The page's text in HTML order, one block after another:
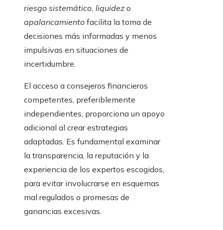
riesgo sistemático, liquidez o
apalancamiento facilita la toma de
decisiones más informadas y menos
impulsivas en situaciones de
incertidumbre.
El acceso a consejeros financieros
competentes, preferiblemente
independientes, proporciona un apoyo
adicional al crear estrategias
adaptadas. Es fundamental examinar
la transparencia, la reputación y la
experiencia de los expertos escogidos,
para evitar involucrarse en esquemas
mal regulados o promesas de
ganancias excesivas.